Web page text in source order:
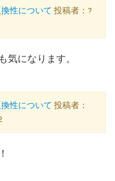
性について 投稿者：?
気になります。
性について 投稿者：